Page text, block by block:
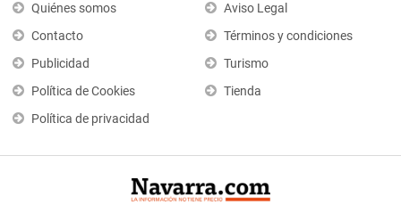
Quiénes somos
Contacto
Publicidad
Política de Cookies
Política de privacidad
Aviso Legal
Términos y condiciones
Turismo
Tienda